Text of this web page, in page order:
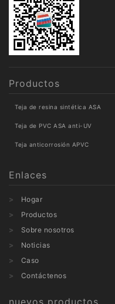
Productos
Teja de resina sintética ASA
Teja de PVC ASA anti-UV
Teja anticorrosión APVC
Enlaces
Hogar
Productos
Sobre nosotros
Noticias
Caso
Contáctenos